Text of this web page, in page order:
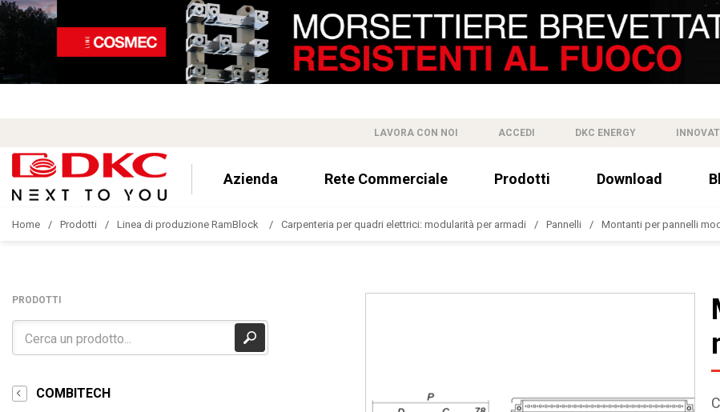
LAVORA CON NOI ACCEDI DKC ENERGY
Azienda Rete Commerciale Prodotti Download
Home Prodotti Linea di produzione RamBlock Carpenteria per quadri elettrici: modularità per armadi Pannelli Montanti per pannelli
PRODOTTI
COMBITECH